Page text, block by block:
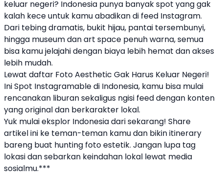
keluar negeri? Indonesia punya banyak spot yang gak
kalah kece untuk kamu abadikan di feed Instagram.
Dari tebing dramatis, bukit hijau, pantai tersembunyi,
hingga museum dan art space penuh warna, semua
bisa kamu jelajahi dengan biaya lebih hemat dan akses
lebih mudah.
Lewat daftar Foto Aesthetic Gak Harus Keluar Negeri!
Ini Spot Instagramable di Indonesia, kamu bisa mulai
rencanakan liburan sekaligus ngisi feed dengan konten
yang original dan berkarakter lokal.
Yuk mulai eksplor Indonesia dari sekarang! Share
artikel ini ke teman-teman kamu dan bikin itinerary
bareng buat hunting foto estetik. Jangan lupa tag
lokasi dan sebarkan keindahan lokal lewat media
sosialmu.***